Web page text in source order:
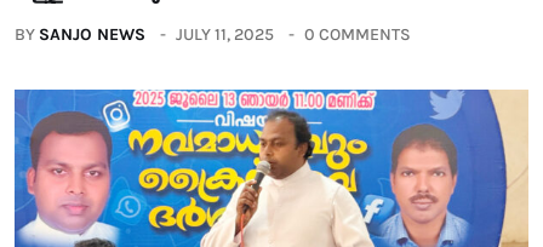
BY SANJO NEWS JULY 11, 2025 0 COMMENTS